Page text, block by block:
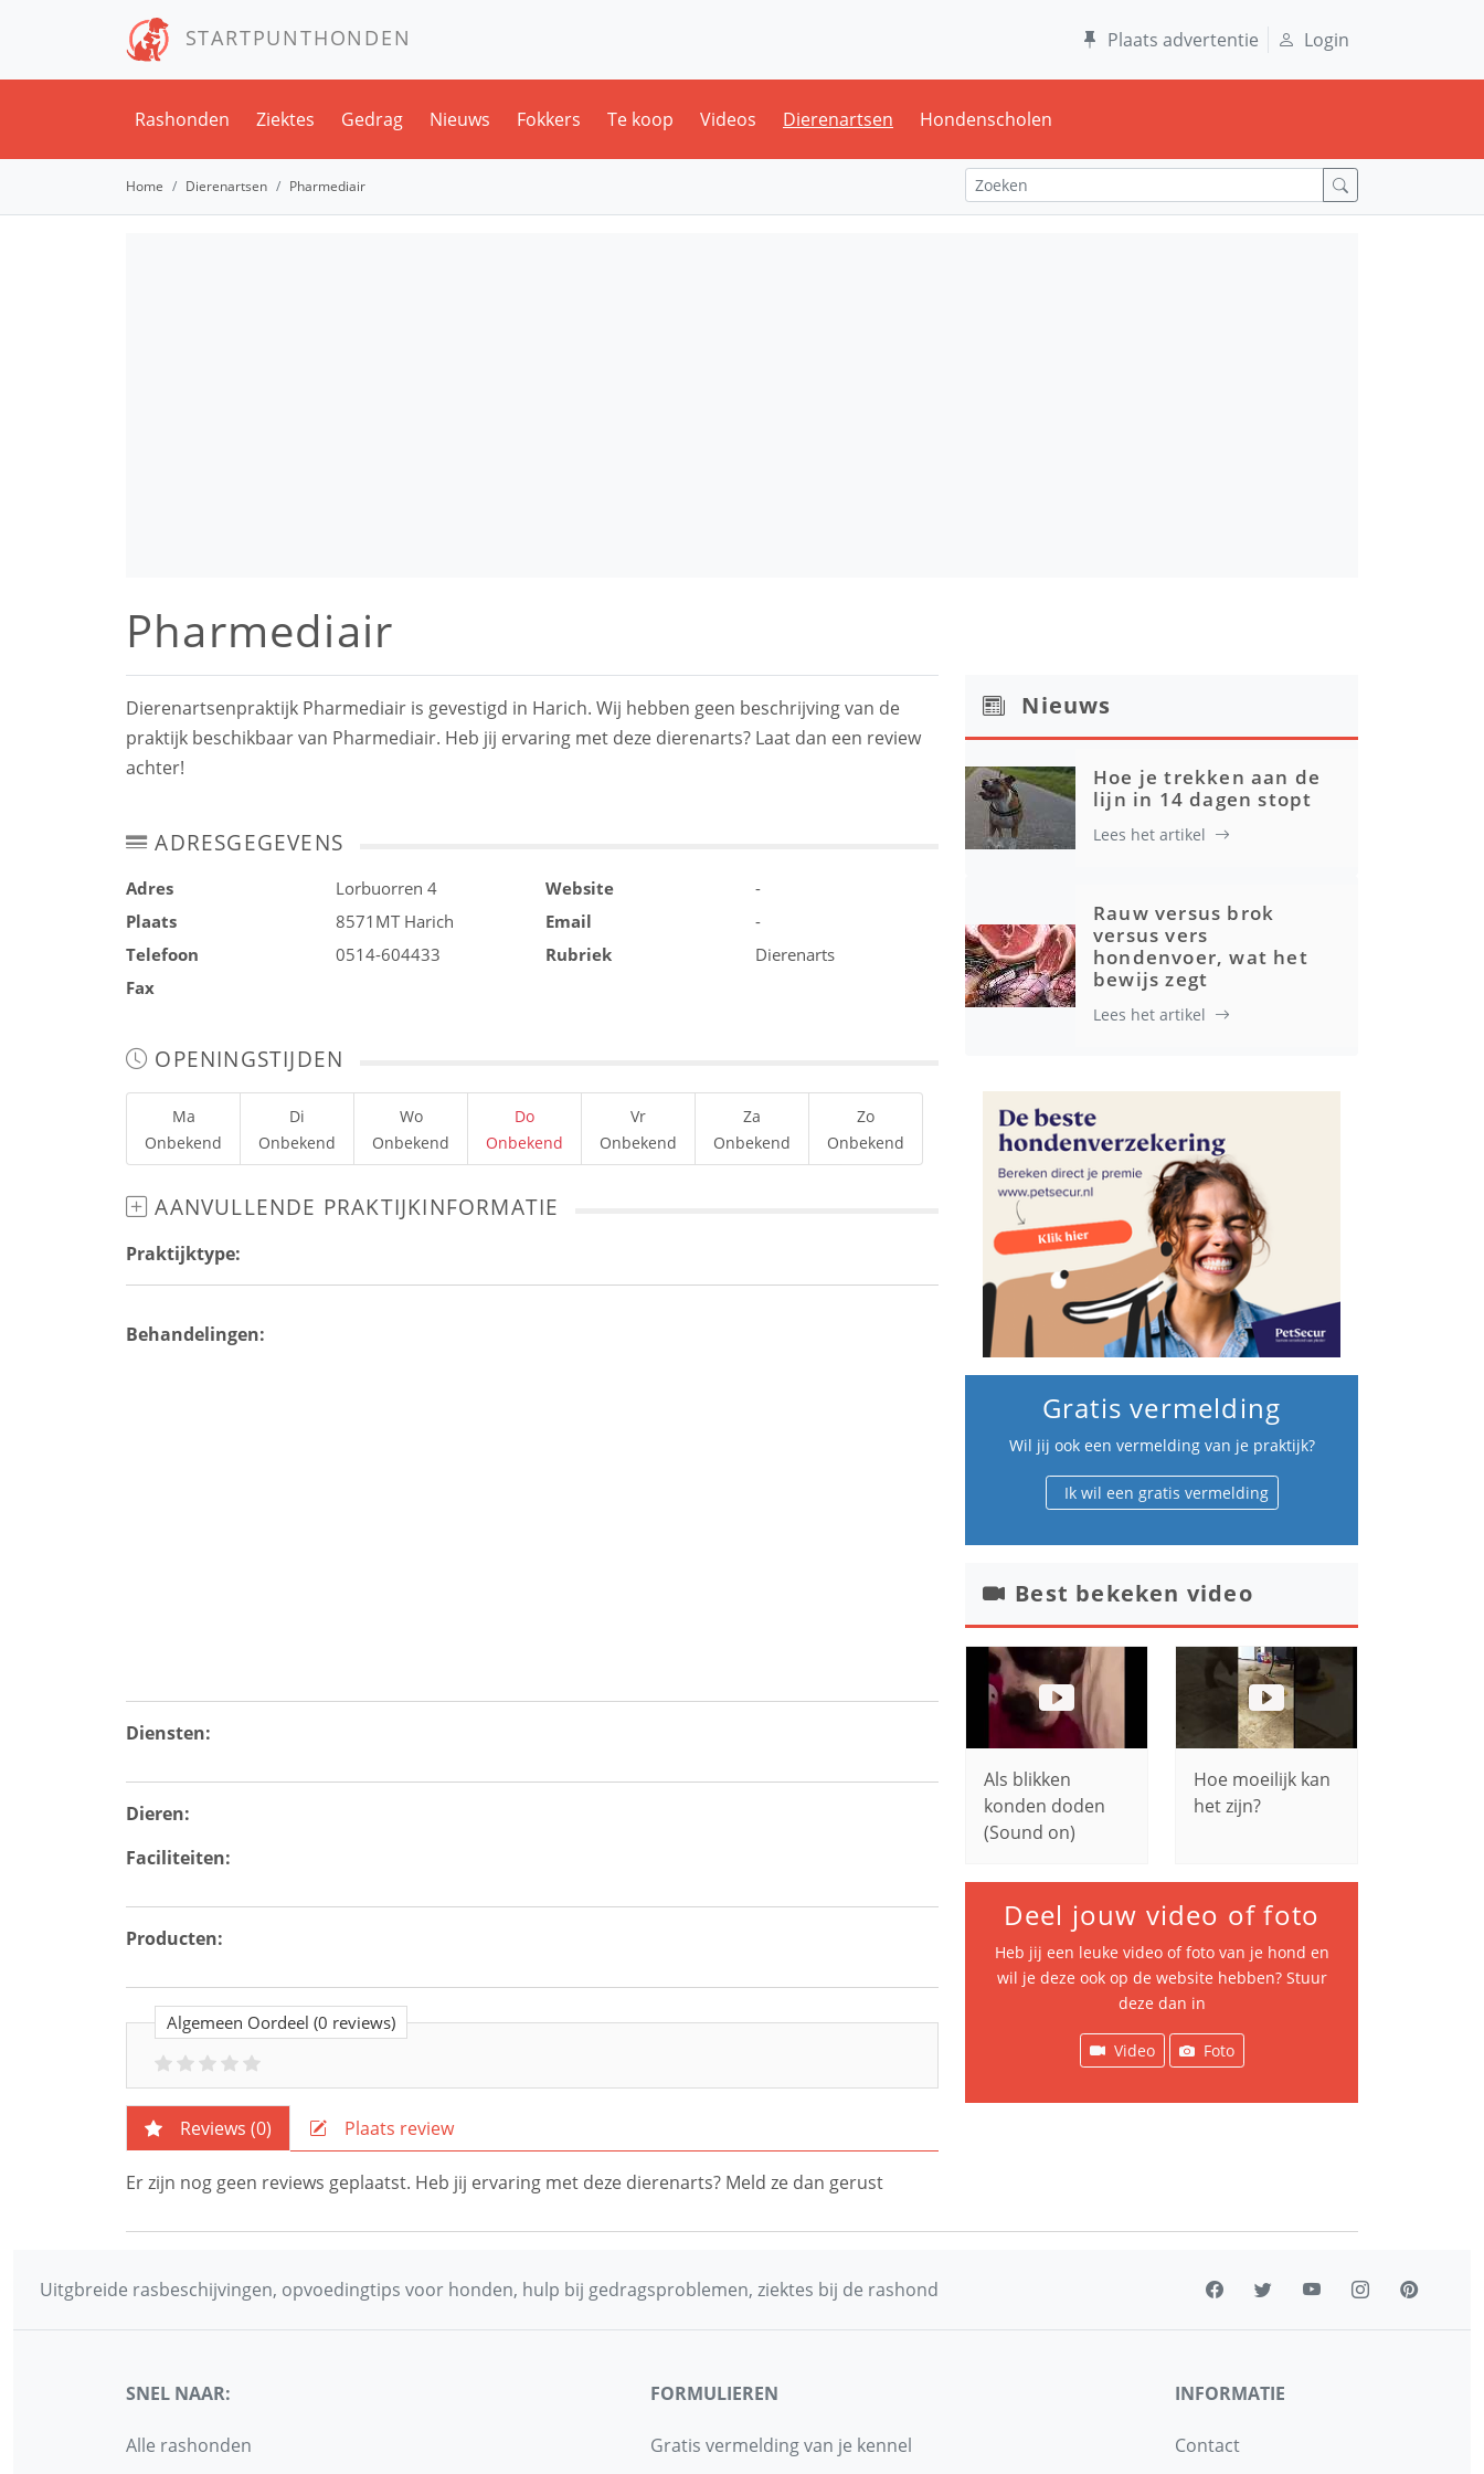
STARTPUNTHONDEN Plaats advertentie Login
Rashonden Ziektes Gedrag Nieuws Fokkers Te koop Videos Dierenartsen Hondenscholen
Home Dierenartsen Pharmediair
Pharmediair
Dierenartsenpraktijk Pharmediair is gevestigd in Harich. Wij hebben geen beschrijving van de
praktijk beschikbaar van Pharmediair. Heb jij ervaring met deze dierenarts? Laat dan een review
achter!
ADRESGEGEVENS
Adres
Lorbuorren 4
Plaats
8571MT Harich
Telefoon
0514-604433
Fax
Website
-
Email
-
Rubriek
Dierenarts
OPENINGSTIJDEN
Ma
Onbekend
Di
Onbekend
Wo
Onbekend
Do
Onbekend
Vr
Onbekend
Za
Onbekend
Zo
Onbekend
AANVULLENDE PRAKTIJKINFORMATIE
Praktijktype:
Behandelingen:
Diensten:
Dieren:
Faciliteiten:
Producten:
Algemeen Oordeel (0 reviews)
Reviews (0) Plaats review
Er zijn nog geen reviews geplaatst. Heb jij ervaring met deze dierenarts? Meld ze dan gerust
Nieuws
Hoe je trekken aan de
lijn in 14 dagen stopt
Lees het artikel
Rauw versus brok
versus vers
hondenvoer, wat het
bewijs zegt
Lees het artikel
Gratis vermelding
Wil jij ook een vermelding van je praktijk?
Ik wil een gratis vermelding
Best bekeken video
Als blikken
konden doden
(Sound on)
Hoe moeilijk kan
het zijn?
Deel jouw video of foto
Heb jij een leuke video of foto van je hond en
wil je deze ook op de website hebben? Stuur
deze dan in
Video Foto
Uitgbreide rasbeschijvingen, opvoedingtips voor honden, hulp bij gedragsproblemen, ziektes bij de rashond
SNEL NAAR:
Alle rashonden
FORMULIEREN
Gratis vermelding van je kennel
INFORMATIE
Contact